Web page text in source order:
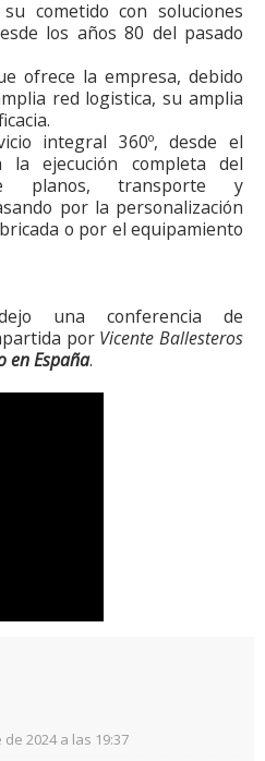
cometido con soluciones
los años 80 del pasado
ofrece la empresa, debido
red logistica, su amplia
integral 360º, desde el
la ejecución completa del
planos, transporte y
por la personalización
o por el equipamiento
una conferencia de
por Vicente Ballesteros
en España.
2024 a las 19:37